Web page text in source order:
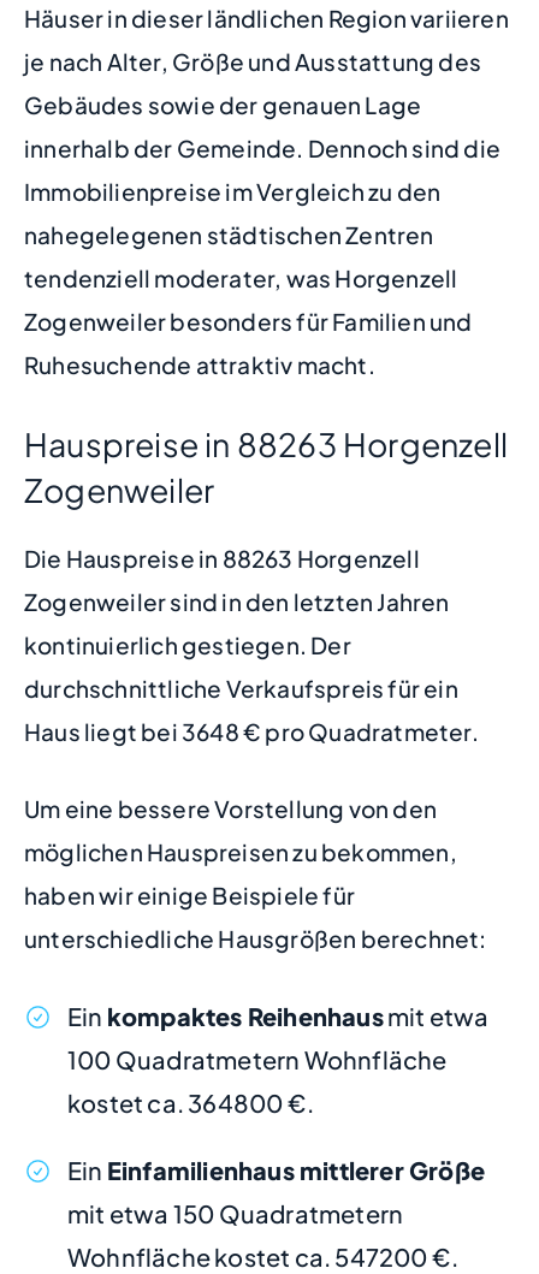
Häuser in dieser ländlichen Region variieren
je nach Alter, Größe und Ausstattung des
Gebäudes sowie der genauen Lage
innerhalb der Gemeinde. Dennoch sind die
Immobilienpreise im Vergleich zu den
nahegelegenen städtischen Zentren
tendenziell moderater, was Horgenzell
Zogenweiler besonders für Familien und
Ruhesuchende attraktiv macht.
Hauspreise in 88263 Horgenzell
Zogenweiler
Die Hauspreise in 88263 Horgenzell
Zogenweiler sind in den letzten Jahren
kontinuierlich gestiegen. Der
durchschnittliche Verkaufspreis für ein
Haus liegt bei 3648 € pro Quadratmeter.
Um eine bessere Vorstellung von den
möglichen Hauspreisen zu bekommen,
haben wir einige Beispiele für
unterschiedliche Hausgrößen berechnet:
Ein kompaktes Reihenhausmit etwa
100 Quadratmetern Wohnfläche
kostet ca. 364800 €.
Ein Einfamilienhaus mittlerer Größe
mit etwa 150 Quadratmetern
Wohnfläche kostet ca. 547200 €.